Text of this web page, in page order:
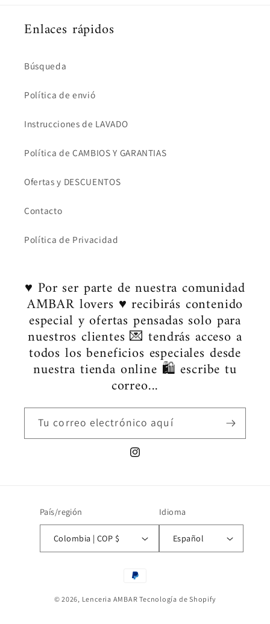
Enlaces rápidos
Búsqueda
Política de envió
Instrucciones de LAVADO
Política de CAMBIOS Y GARANTIAS
Ofertas y DESCUENTOS
Contacto
Política de Privacidad
♥ Por ser parte de nuestra comunidad
AMBAR lovers ♥ recibirás contenido
especial y ofertas pensadas solo para
nuestros clientes 💌 tendrás acceso a
todos los beneficios especiales desde
nuestra tienda online 🛍️ escribe tu
correo...
Tu correo electrónico aquí
Instagram
País/región
Colombia | COP $
Idioma
Español
Formas
pago
© 2026, Lenceria AMBAR Tecnología de Shopify